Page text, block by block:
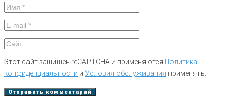
Этот сайт защищен reCAPTCHA и применяются Политика
конфиденциальности и Условия обслуживания применять.